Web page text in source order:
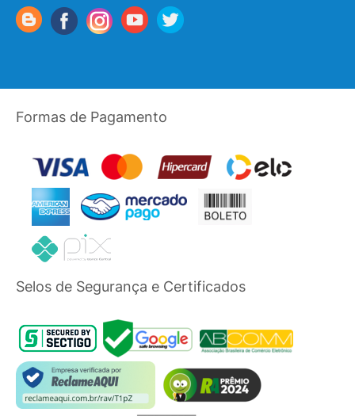
Formas de Pagamento
Selos de Segurança e Certificados